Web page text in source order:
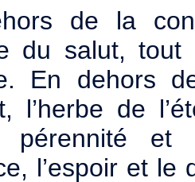
de la
du salut,
En dehors
l’herbe de
pérennité et
l’espoir et